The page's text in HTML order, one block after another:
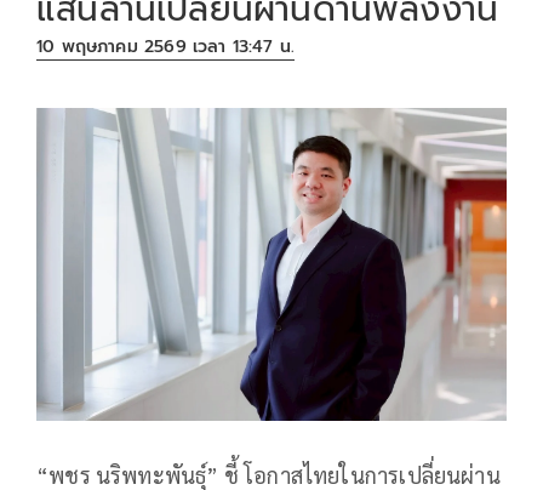
10 พฤษภาคม 2569 เวลา 13:47 น.
“พชร นริพทะพันธุ์” ชี้ โอกาสไทยในการเปลี่ยนผ่าน